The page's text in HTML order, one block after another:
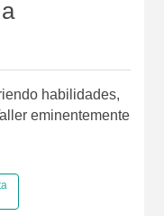
habilidades,
eminentemente